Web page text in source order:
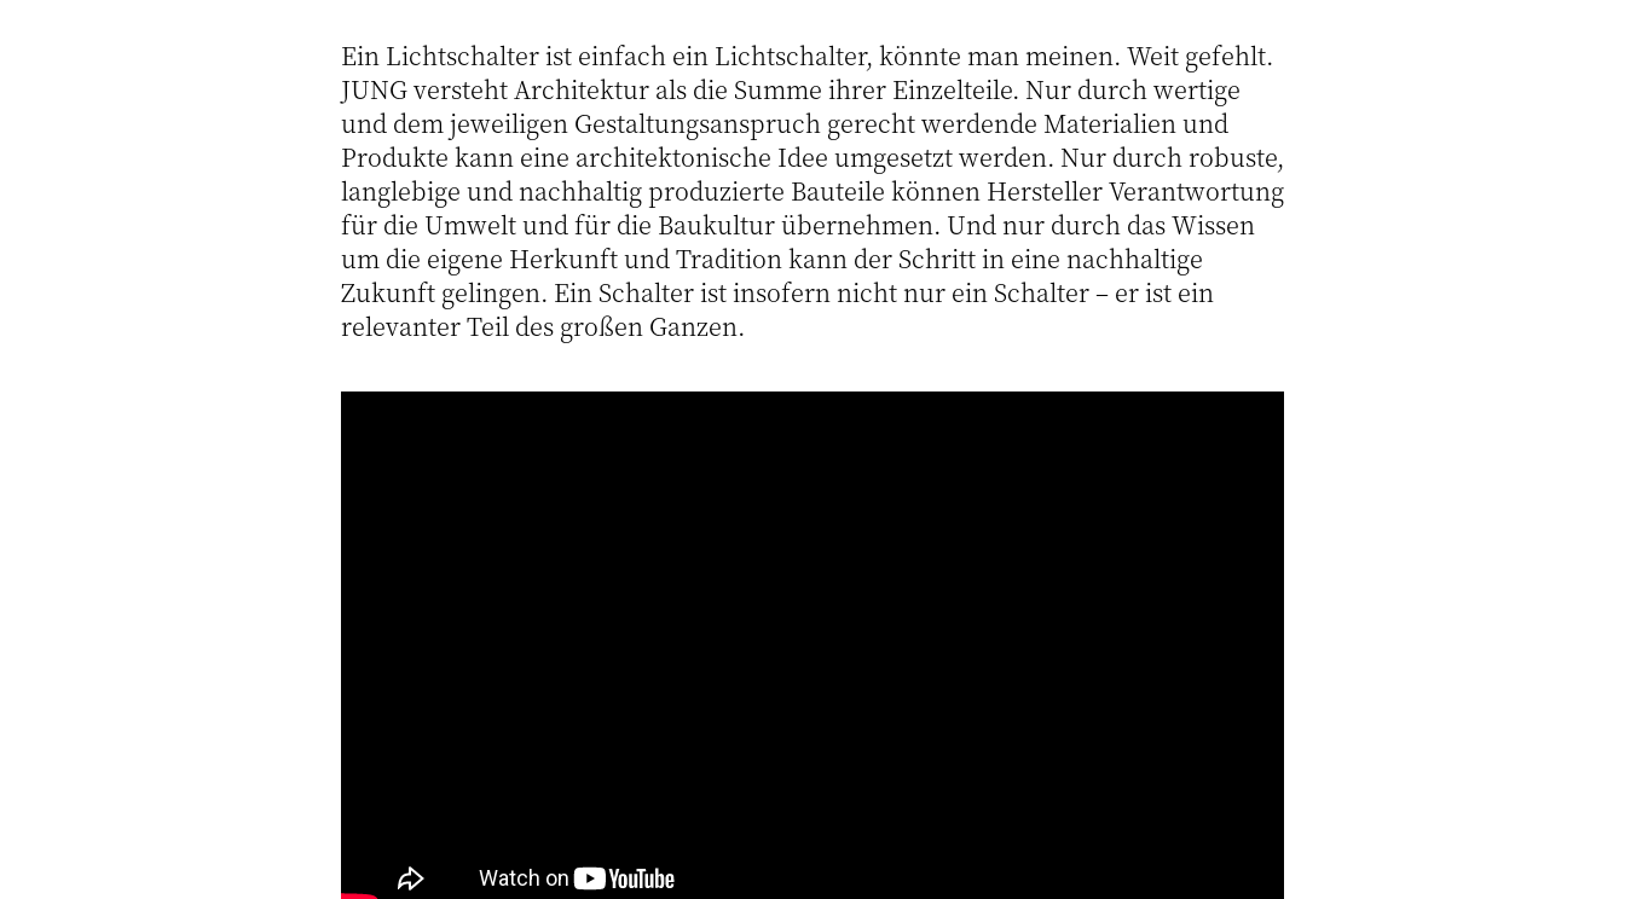
Ein Lichtschalter ist einfach ein Lichtschalter, könnte man meinen. Weit gefehlt.
JUNG versteht Architektur als die Summe ihrer Einzelteile. Nur durch wertige
und dem jeweiligen Gestaltungsanspruch gerecht werdende Materialien und
Produkte kann eine architektonische Idee umgesetzt werden. Nur durch robuste,
langlebige und nachhaltig produzierte Bauteile können Hersteller Verantwortung
für die Umwelt und für die Baukultur übernehmen. Und nur durch das Wissen
um die eigene Herkunft und Tradition kann der Schritt in eine nachhaltige
Zukunft gelingen. Ein Schalter ist insofern nicht nur ein Schalter – er ist ein
relevanter Teil des großen Ganzen.